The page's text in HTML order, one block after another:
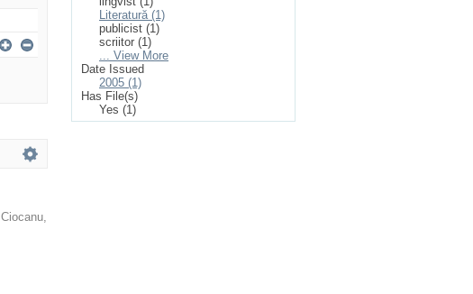
Ciocanu,
Literatură (1)
publicist (1)
scriitor (1)
... View More
Date Issued
2005 (1)
Has File(s)
Yes (1)